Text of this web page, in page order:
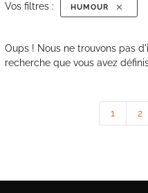
Vos filtres : HUMOUR
Oups ! Nous ne trouvons pas
recherche que vous avez
1 2